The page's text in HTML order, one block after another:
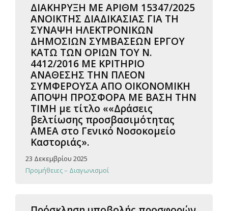
ΔΙΑΚΗΡΥΞΗ ΜΕ ΑΡΙΘΜ 15347/2025
ΑΝΟΙΚΤΗΣ ΔΙΑΔΙΚΑΣΙΑΣ ΓΙΑ ΤΗ
ΣΥΝΑΨΗ ΗΛΕΚΤΡΟΝΙΚΩΝ
ΔΗΜΟΣΙΩΝ ΣΥΜΒΑΣΕΩΝ ΕΡΓΟΥ
ΚΑΤΩ ΤΩΝ ΟΡΙΩΝ ΤΟΥ Ν.
4412/2016 ΜΕ ΚΡΙΤΗΡΙΟ
ΑΝΑΘΕΣΗΣ ΤΗΝ ΠΛΕΟΝ
ΣΥΜΦΕΡΟΥΣΑ ΑΠΟ ΟΙΚΟΝΟΜΙΚΗ
ΑΠΟΨΗ ΠΡΟΣΦΟΡΑ ΜΕ ΒΑΣΗ ΤΗΝ
ΤΙΜΗ με τίτλο ««Δράσεις
βελτίωσης προσβασιμότητας
ΑΜΕΑ στο Γενικό Νοσοκομείο
Καστοριάς».
23 Δεκεμβρίου 2025
Προμήθειες – Διαγωνισμοί